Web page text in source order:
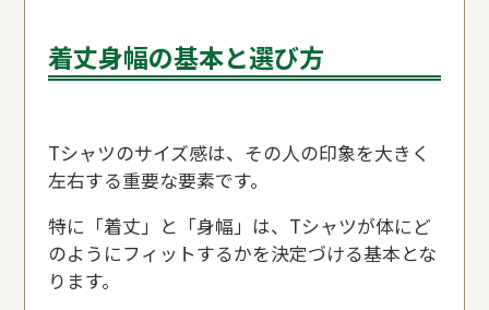
着丈身幅の基本と選び方
Tシャツのサイズ感は、その人の印象を大きく
左右する重要な要素です。
特に「着丈」と「身幅」は、Tシャツが体にど
のようにフィットするかを決定づける基本とな
ります。